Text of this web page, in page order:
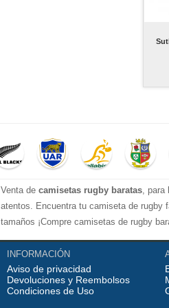
Venta de camisetas rugby baratas, para
atentos. Encuentra tu camiseta de
tamaños ¡Compre camisetas de rugby
INFORMACIÓN
Aviso de privacidad
Devoluciones y Reembolsos
Condiciones de Uso